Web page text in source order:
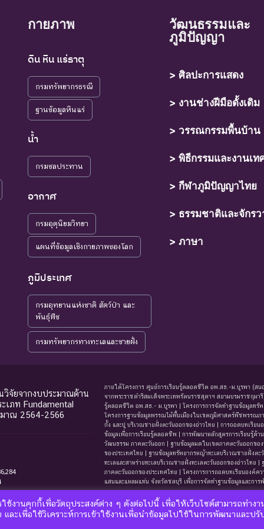
ละเอียด การกระจายในภาคตะวันออก เอกสารอ้างอิง
ผู้สำ
ผศ.
กายภาพ
ดิน หิน แร่ธาตุ
กรมทรัพยากรธรณี
ฐานข้อมูลหินแร่
น้ำ
กรมชลประทาน
อากาศ
กรมอุตุนิยมวิทยา
แผนที่ข้อมูลเชิงกายภาพของโลก
ภูมิประเทศ
กรมอุทยานแห่งชาติ สัตว์ป่า และ
พันธุ์พืช
กรมทรัพยากรทางทะเลและชายฝั่ง
วัฒนธรรมและ
ภูมิปัญญา
> ศิลปะการแสดง
> งานช่างฝีมือดั้งเดิม
> วรรณกรรมพื้นบ้าน
> พิธีกรรมและงานเท
> กีฬาภูมิปัญญาไทย
> ธรรมชาติและจักรว
> ภาษา
จัยจากงบประมาณด้าน
เภท Fundamental
มาณ 2564-2566
ภายใต้โครงการ ศูนย์การเรียนรู้ตลอดชีวิต อพ.สธ.-ม.บูรพา (สน
จากพระราชดำริสมเด็จพระเทพรัตนราชสุดาฯ สยามบรมราชกุม
รู้ตลอดชีวิต อพ.สธ.- ม.บูรพา | โครงการการจัดทําฐานข้อมูลทรั
โครงการฐานข้อมูลพรรณไม้พื้นเมืองในเขตภูมิศาสตร์พืชพรรณภ
กั้ง และปู บริเวณชายฝั่งตะวันออกของอ่าวไทย | การถอดบทเรีย
ข้อมูลเพื่อการเรียนรู้ตลอดชีพ | การพัฒนาหลักสูตรการเรียนรู้ด้า
วัฒนธรรม ภาคตะวันออก | ฐานข้อมูลมดในเขตภาคตะวันออกขอ
ของประเทศไทย | ฐานข้อมูลทรัพยากรหญ้าทะเลบริเวณชายฝั่งต
ทะเลและสาหร่ายทะเลบริเวณชายฝั่งทะเลตะวันออกของอ่าวไท
ภาคตะวันออกของประเทศไทย | โครงการการถอดบทเรียนองค์ค
แสนและแหลมแท่น จังหวัดชลบุรี เพื่อการจัดทำฐานข้อมูลและการ
งานคุกกี้เพื่อวัตถุประสงค์ต่าง ๆ ดังต่อไปนี้ เพื่อให้เว็บไซต์สามารถทำงา
ละเพื่อใช้วิเคราะห์การเข้าใช้งานเพื่อนำข้อมูลไปใช้ในการพัฒนาและปรั